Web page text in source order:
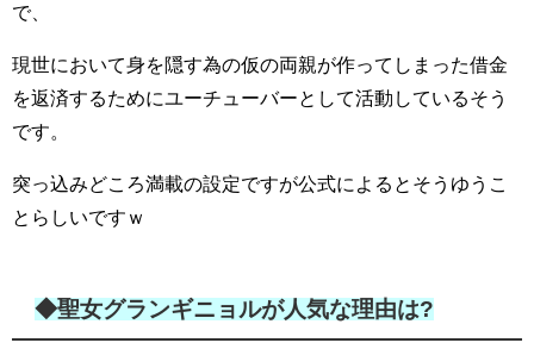
で、
現世において身を隠す為の仮の両親が作ってしまった借金
を返済するためにユーチューバーとして活動しているそう
です。
突っ込みどころ満載の設定ですが公式によるとそうゆうこ
とらしいですｗ
◆聖女グランギニョルが人気な理由は?